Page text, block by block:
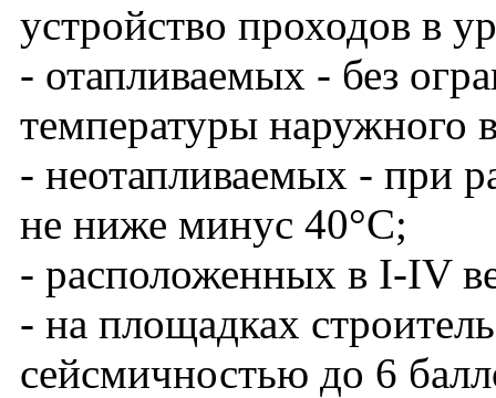
устройство проходов в
- отапливаемых - без
температуры наружного
- неотапливаемых - при
не ниже минус 40°С;
- расположенных в I-IV
- на площадках
сейсмичностью до 6